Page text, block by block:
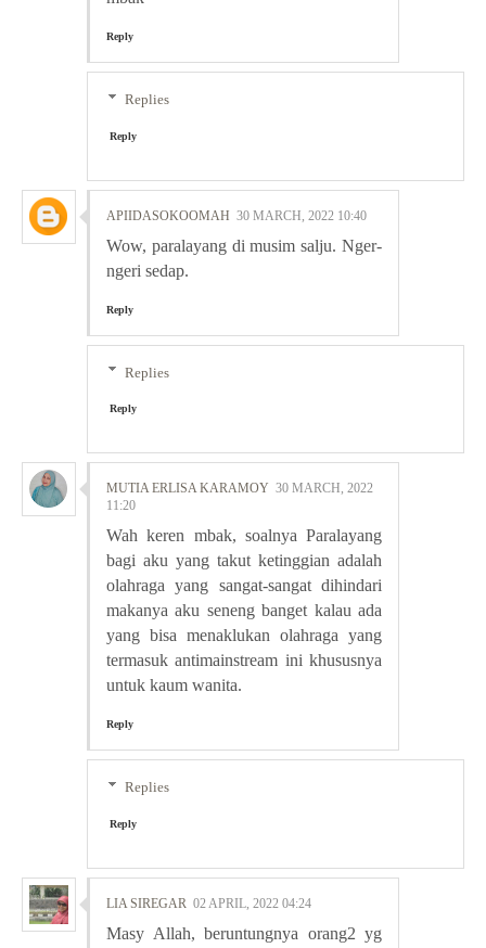
Reply
Replies
Reply
APIIDASOKOOMAH 30 MARCH, 2022 10:40
Wow, paralayang di musim salju. Nger-
ngeri sedap.
Reply
Replies
Reply
MUTIA ERLISA KARAMOY 30 MARCH, 2022
11:20
Wah keren mbak, soalnya Paralayang
bagi aku yang takut ketinggian adalah
olahraga yang sangat-sangat dihindari
makanya aku seneng banget kalau ada
yang bisa menaklukan olahraga yang
termasuk antimainstream ini khususnya
untuk kaum wanita.
Reply
Replies
Reply
LIA SIREGAR 02 APRIL, 2022 04:24
Masy Allah, beruntungnya orang2 yg